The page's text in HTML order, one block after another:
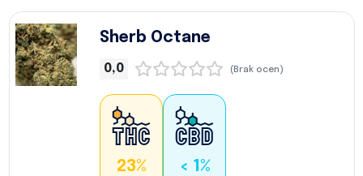
Sherb Octane
0,0 (Brak ocen)
23% < 1%